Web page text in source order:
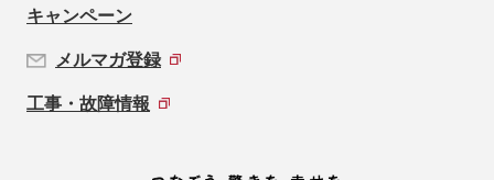
キャンペーン
メルマガ登録
工事・故障情報